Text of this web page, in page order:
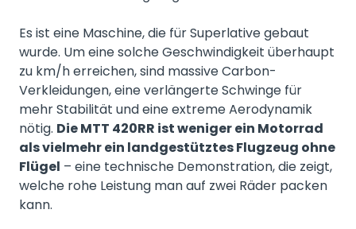
Es ist eine Maschine, die für Superlative gebaut
wurde. Um eine solche Geschwindigkeit überhaupt
zu km/h erreichen, sind massive Carbon-
Verkleidungen, eine verlängerte Schwinge für
mehr Stabilität und eine extreme Aerodynamik
nötig. Die MTT 420RR ist weniger ein Motorrad
als vielmehr ein landgestütztes Flugzeug ohne
Flügel – eine technische Demonstration, die zeigt,
welche rohe Leistung man auf zwei Räder packen
kann.